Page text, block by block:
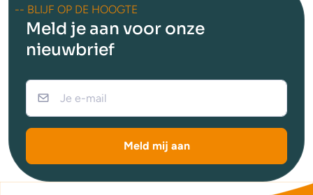
-- BLIJF OP DE HOOGTE
Meld je aan voor onze
nieuwbrief
Meld mij aan